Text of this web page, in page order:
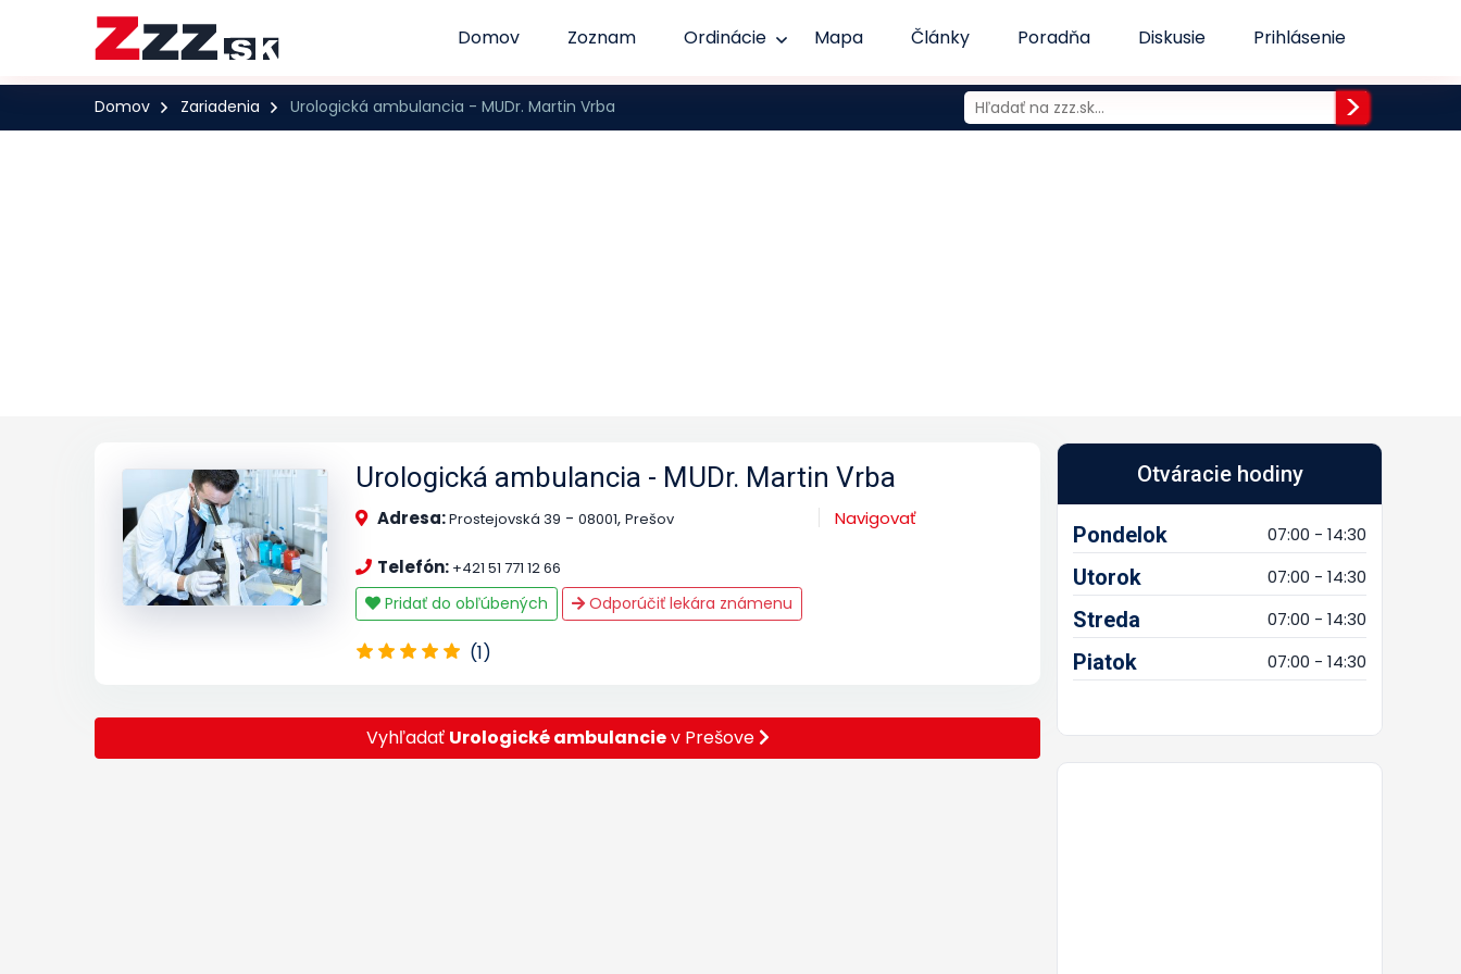
Domov Zoznam Ordinácie Mapa Články Poradňa Diskusie Prihlásenie
Domov Zariadenia Urologická ambulancia - MUDr. Martin Vrba
Urologická ambulancia - MUDr. Martin Vrba
Adresa:Prostejovská 39 - 08001, Prešov
Telefón: +421 51 771 12 66
Pridať do obľúbených Odporúčiť lekára známenu
Navigovať
(1)
Vyhľadať Urologické ambulanciev Prešove
Otváracie hodiny
Pondelok 07:00 - 14:30
Utorok 07:00 - 14:30
Streda 07:00 - 14:30
Piatok 07:00 - 14:30